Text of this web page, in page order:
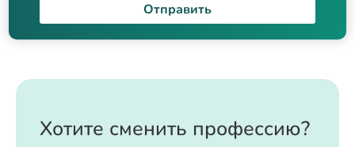
Отправить
Хотите сменить профессию?